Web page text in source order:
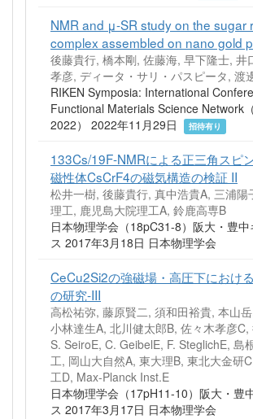
NMR and μ-SR study on the sugar
complex assembled on nano gold
後藤貴行, 橋本剛, 佐藤海, 早下隆士, 井
孝彦, ディータ・サリ・パスピータ, 渡
RIKEN Symposia: International
Functional Materials Science Network
2022） 2022年11月29日
招待有り
133Cs/19F-NMRによる正三角スピ
磁性体CsCrF4の磁気構造の検証 II
松井一樹, 後藤貴行, 真中浩貴A, 三浦陽
理工, 鹿児島大院理工A, 鈴鹿高専B
日本物理学会（18pC31-8）阪大・豊
ス 2017年3月18日 日本物理学会
CeCu2Si2の強磁場・高圧下におけ
の研究-III
高松祐弥, 藤原賢二, 須和田裕貴, 本山
小林達生A, 北川健太郎B, 佐々木孝彦C,
S. SeiroE, C. GeibelE, F. SteglichE, 島
工, 岡山大自然A, 東大理B, 東北大金研
工D, Max-Planck Inst.E
日本物理学会（17pH11-10）阪大・豊
ス 2017年3月17日 日本物理学会